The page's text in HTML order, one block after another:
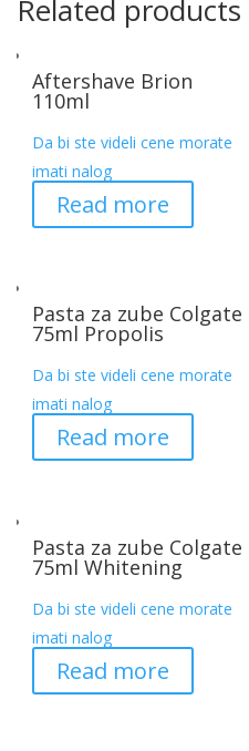
Related products
Aftershave Brion
110ml
Da bi ste videli cene morate
imati nalog
Read more
Pasta za zube Colgate
75ml Propolis
Da bi ste videli cene morate
imati nalog
Read more
Pasta za zube Colgate
75ml Whitening
Da bi ste videli cene morate
imati nalog
Read more